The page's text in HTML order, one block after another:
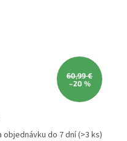
60,99 €
–20 %
objednávku do 7 dní(>3 ks)